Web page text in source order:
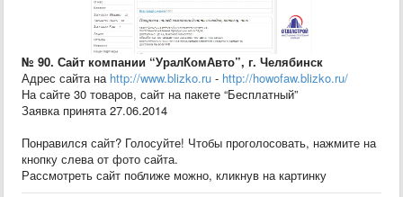
№ 90. Сайт компании “УралКомАвто”, г. Челябинск
Адрес сайта на http://www.blizko.ru - http://howofaw.blizko.ru/
На сайте 30 товаров, сайт на пакете “Бесплатный”
Заявка принята 27.06.2014
Понравился сайт? Голосуйте! Чтобы проголосовать, нажмите на
кнопку слева от фото сайта.
Рассмотреть сайт поближе можно, кликнув на картинку